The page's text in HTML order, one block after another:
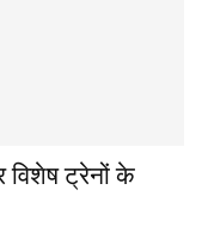
विशेष ट्रेनों के